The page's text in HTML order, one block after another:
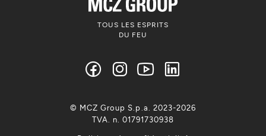
TOUS LES ESPRITS
DU FEU
© MCZ Group S.p.a. 2023-2026
TVA. n. 01791730938